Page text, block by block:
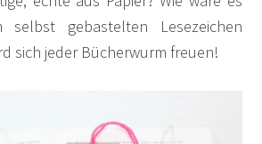
gebastelten Lesezeichen
sich jeder Bücherwurm freuen!